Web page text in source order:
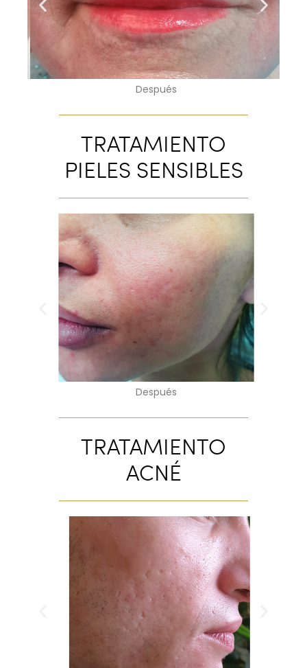
Después
TRATAMIENTO
PIELES SENSIBLES
Después
TRATAMIENTO
ACNÉ